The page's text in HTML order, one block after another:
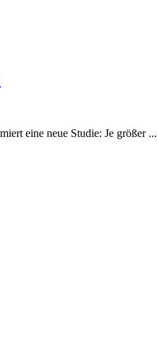
eine neue Studie: Je größer ...